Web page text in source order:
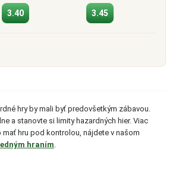
3.40 3.45
hry by mali byť predovšetkým zábavou.
a stanovte si limity hazardných hier. Viac
hru pod kontrolou, nájdete v našom
hraním.